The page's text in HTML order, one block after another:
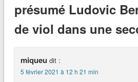
présumé Ludovic
de viol dans une
miqueu dit :
5 février 2021 à 12 h 21 min